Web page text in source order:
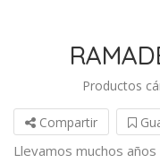
Productos
Compartir
Llevamos muchos